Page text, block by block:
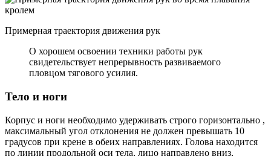
Примерная траектория движения рук
О хорошем освоении техники работы рук
свидетельствует непрерывность развиваемого
пловцом тягового усилия.
Тело и ноги
Корпус и ноги необходимо удерживать строго горизонтально ,
максимальный угол отклонения не должен превышать 10
градусов при крене в обеих направлениях. Голова находится
по линии продольной оси тела, лицо направлено вниз,